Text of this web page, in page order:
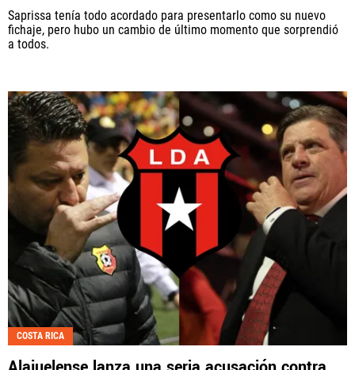
Saprissa tenía todo acordado para presentarlo como su nuevo
fichaje, pero hubo un cambio de último momento que sorprendió
a todos.
COSTA RICA